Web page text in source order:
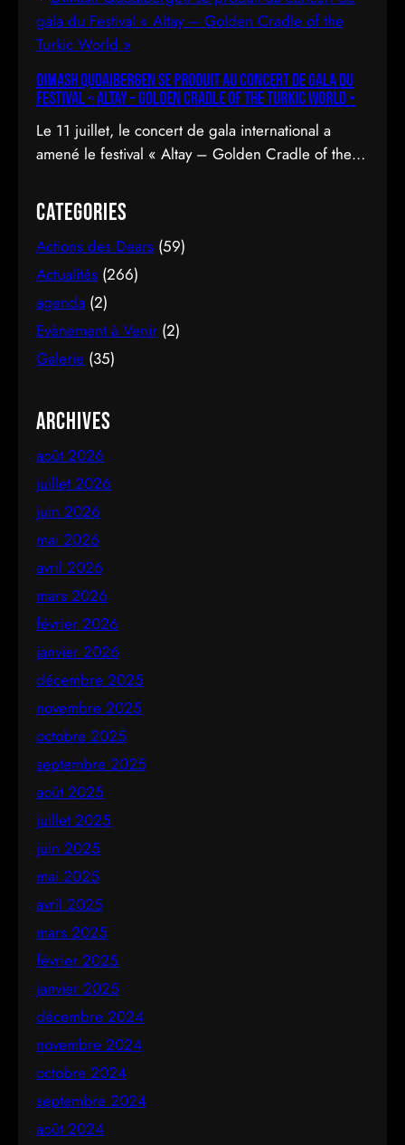
Aqerke sur sa chaîne YouTube officielle.
Dimash Qudaibergen se produit au concert de gala du
Festival « Altay – Golden Cradle of the Turkic World »
Le 11 juillet, le concert de gala international a
amené le festival « Altay – Golden Cradle of the
pied des montagnes d’Altay au Kazakhstan.
Categories
Actions des Dears (59)
Actualités (266)
agenda (2)
Evènement à Venir (2)
Galerie (35)
Archives
août 2026
juillet 2026
juin 2026
mai 2026
avril 2026
mars 2026
février 2026
janvier 2026
décembre 2025
novembre 2025
octobre 2025
septembre 2025
août 2025
juillet 2025
juin 2025
mai 2025
avril 2025
mars 2025
février 2025
janvier 2025
décembre 2024
novembre 2024
octobre 2024
septembre 2024
août 2024